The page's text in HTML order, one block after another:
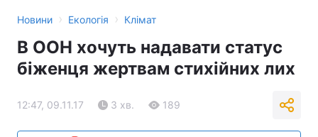
Новини › Екологія › Клімат
В ООН хочуть надавати статус
біженця жертвам стихійних лих
12:47, 09.11.17 3 хв. 189